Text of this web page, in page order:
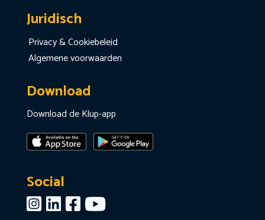
Juridisch
Privacy & Cookiebeleid
Algemene voorwaarden
Download
Download de Klup-app
Social